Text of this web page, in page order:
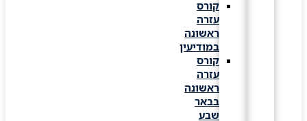
קורס
עזרה
ראשונה
במודיעין
קורס
עזרה
ראשונה
בבאר